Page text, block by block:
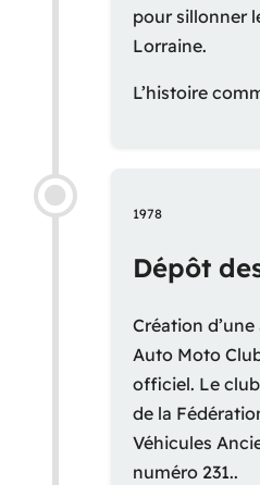
pour sillonner
Lorraine.
L’histoire
1978
Dépôt
Création d’une
Auto Moto
officiel. Le
de la
Véhicules
numéro 231..